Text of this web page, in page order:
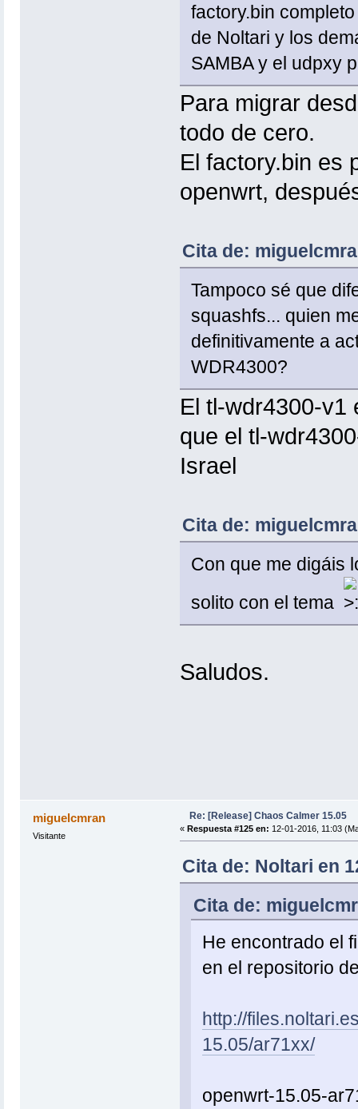
factory.bin
de Noltari y los
SAMBA y el udpxy
Para migrar
todo de cero.
El factory.bin es
openwrt,
Cita de:
Tampoco sé que
squashfs... quien
definitivamente a
WDR4300?
El tl-wdr4300-v1
que el tl-
Israel
Cita de:
Con que me digáis
solito con el tema
Saludos.
miguelcmran
Visitante
Re: [Release] Chaos Calmer 15.05
« Respuesta #125 en: 12-01-2016, 11:03
Cita de: Noltari en
Cita de:
He encontrado el
en el repositorio
http://
15.05/ar71xx/
openwrt-15.05-